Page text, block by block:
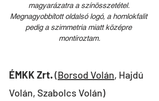
magyarázatra a színösszetétel.
Megnagyobbított oldalsó logó, a homlokfalit
pedig a szimmetria miatt középre
montíroztam.
ÉMKK Zrt. (Borsod Volán, Hajdú
Volán, Szabolcs Volán)